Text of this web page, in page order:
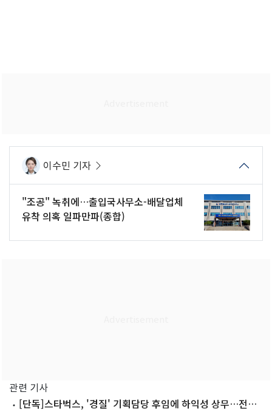
이수민 기자
"조공" 녹취에…출입국사무소-배달업체
유착 의혹 일파만파(종합)
관련 기사
[단독]스타벅스, '경질' 기획담당 후임에 하익성 상무…전직